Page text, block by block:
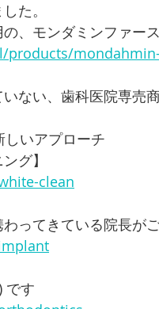
た。
、モンダミンファー
products/
ない、歯科医院専売
いアプローチ
グ】
clean
ってきている院長が
です